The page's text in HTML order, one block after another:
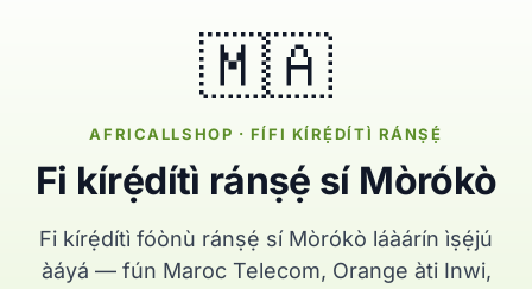
🇲🇦
AFRICALLSHOP · FÍFI KÍRẸ́DÍTÌ RÁNṢẸ́
Fi kírẹ́dítì ránṣẹ́ sí Mòrókò
Fi kírẹ́dítì fóònù ránṣẹ́ sí Mòrókò láàárín ìṣẹ́jú
àáyá — fún Maroc Telecom, Orange àti Inwi,